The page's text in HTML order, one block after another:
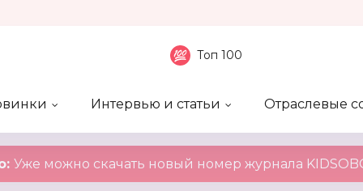
Топ 100
Интервью и статьи
Отраслевые
Уже можно скачать новый номер журнала